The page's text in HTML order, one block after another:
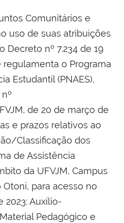
Comunitários e
uso de suas atribuições
nº 7.234 de 19
regulamenta o Programa
Estudantil (PNAES),
de 20 de março de
e prazos relativos ao
Classificação dos
de Assistência
da UFVJM, Campus
para acesso no
2023: Auxílio-
Pedagógico e